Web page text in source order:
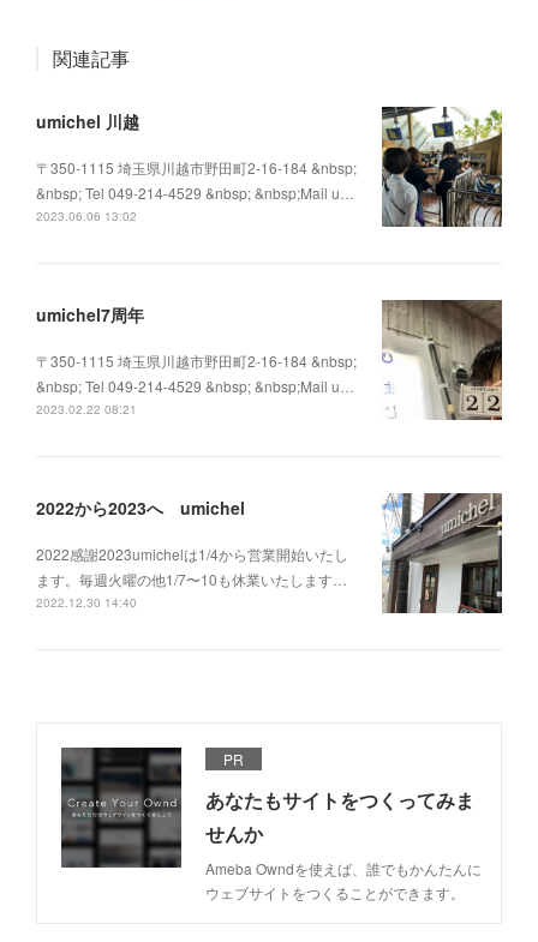
関連記事
umichel 川越
〒350-1115 埼玉県川越市野田町2-16-184 &nbsp;
&nbsp; Tel 049-214-4529 &nbsp; &nbsp;Mail u…
2023.06.06 13:02
umichel7周年
〒350-1115 埼玉県川越市野田町2-16-184 &nbsp;
&nbsp; Tel 049-214-4529 &nbsp; &nbsp;Mail u…
2023.02.22 08:21
2022から2023へ umichel
2022感謝2023umichelは1/4から営業開始いたし
ます。毎週火曜の他1/7〜10も休業いたします…
2022.12.30 14:40
PR
あなたもサイトをつくってみま
せんか
Ameba Owndを使えば、誰でもかんたんに
ウェブサイトをつくることができます。